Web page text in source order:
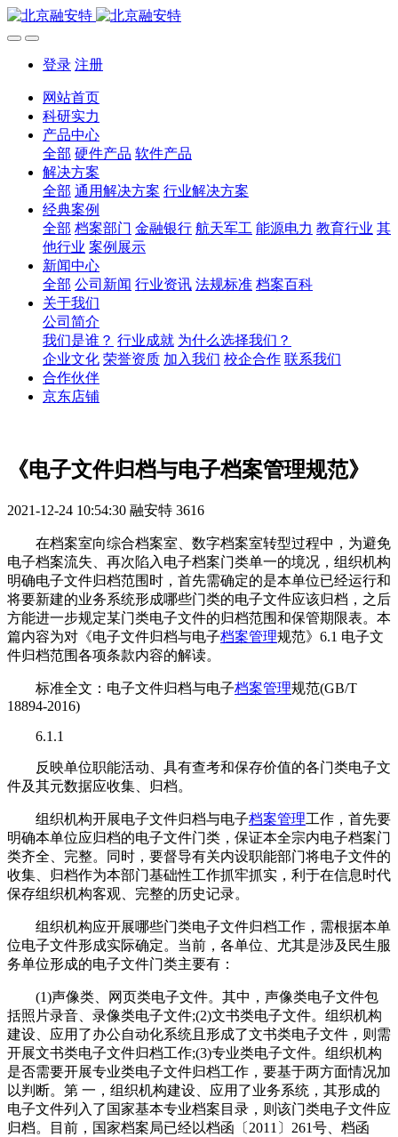
登录 注册
网站首页
科研实力
产品中心
全部 硬件产品 软件产品
解决方案
全部 通用解决方案 行业解决方案
经典案例
全部 档案部门 金融银行 航天军工 能源电力 教育行业 其
他行业 案例展示
新闻中心
全部 公司新闻 行业资讯 法规标准 档案百科
关于我们
公司简介
我们是谁？ 行业成就 为什么选择我们？
企业文化 荣誉资质 加入我们 校企合作 联系我们
合作伙伴
京东店铺
《电子文件归档与电子档案管理规范》
2021-12-24 10:54:30 融安特 3616
在档案室向综合档案室、数字档案室转型过程中，为避免
电子档案流失、再次陷入电子档案门类单一的境况，组织机构
明确电子文件归档范围时，首先需确定的是本单位已经运行和
将要新建的业务系统形成哪些门类的电子文件应该归档，之后
方能进一步规定某门类电子文件的归档范围和保管期限表。本
篇内容为对《电子文件归档与电子档案管理规范》6.1 电子文
件归档范围各项条款内容的解读。
标准全文：电子文件归档与电子档案管理规范(GB/T
18894-2016)
6.1.1
反映单位职能活动、具有查考和保存价值的各门类电子文
件及其元数据应收集、归档。
组织机构开展电子文件归档与电子档案管理工作，首先要
明确本单位应归档的电子文件门类，保证本全宗内电子档案门
类齐全、完整。同时，要督导有关内设职能部门将电子文件的
收集、归档作为本部门基础性工作抓牢抓实，利于在信息时代
保存组织机构客观、完整的历史记录。
组织机构应开展哪些门类电子文件归档工作，需根据本单
位电子文件形成实际确定。当前，各单位、尤其是涉及民生服
务单位形成的电子文件门类主要有：
(1)声像类、网页类电子文件。其中，声像类电子文件包
括照片录音、录像类电子文件;(2)文书类电子文件。组织机构
建设、应用了办公自动化系统且形成了文书类电子文件，则需
开展文书类电子文件归档工作;(3)专业类电子文件。组织机构
是否需要开展专业类电子文件归档工作，要基于两方面情况加
以判断。第 一，组织机构建设、应用了业务系统，其形成的
电子文件列入了国家基本专业档案目录，则该门类电子文件应
归档。目前，国家档案局已经以档函〔2011〕261号、档函